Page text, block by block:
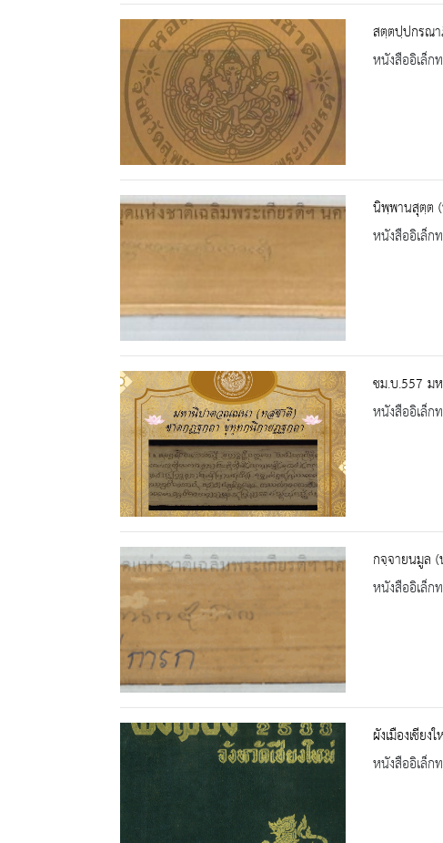
สตฺตปฺปกรณ
หนังสืออิเล็ก
นิพฺพานสุตฺต
หนังสืออิเล็ก
ชม.บ.557 ม
หนังสืออิเล็ก
กจฺจายนมูล
หนังสืออิเล็ก
ผังเมืองเชีย
หนังสืออิเล็ก